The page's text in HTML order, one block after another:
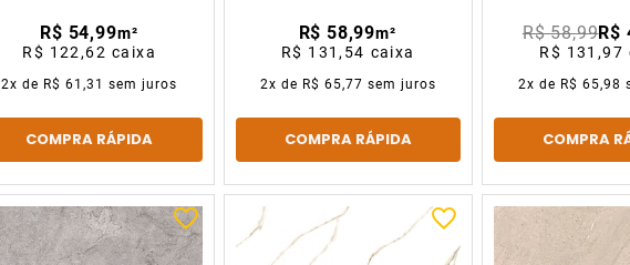
GAUDI
R$ 54,99m²
R$ 122,62 caixa
2x de R$ 61,31 sem juros
COMPRA RÁPIDA
GAUDI
R$ 58,99m²
R$ 131,54 caixa
2x de R$ 65,77 sem juros
COMPRA RÁPIDA
GAUDI
R$ 58,99R$
R$ 131,97
2x de R$ 65,98
COMPRA